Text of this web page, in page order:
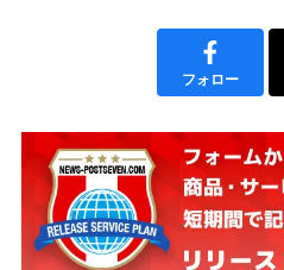
フォロー